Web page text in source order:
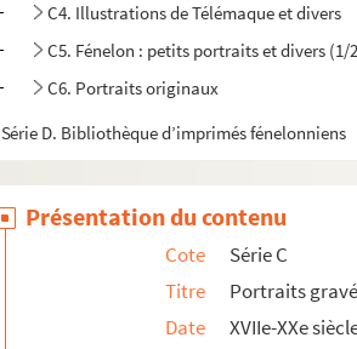
C4. Illustrations de Télémaque et divers
C5. Fénelon : petits portraits et divers (1/
C6. Portraits originaux
Série D. Bibliothèque d’imprimés fénelonniens
Présentation du contenu
Cote
Série C
Titre
Portraits
Date
XVIIe-XXe